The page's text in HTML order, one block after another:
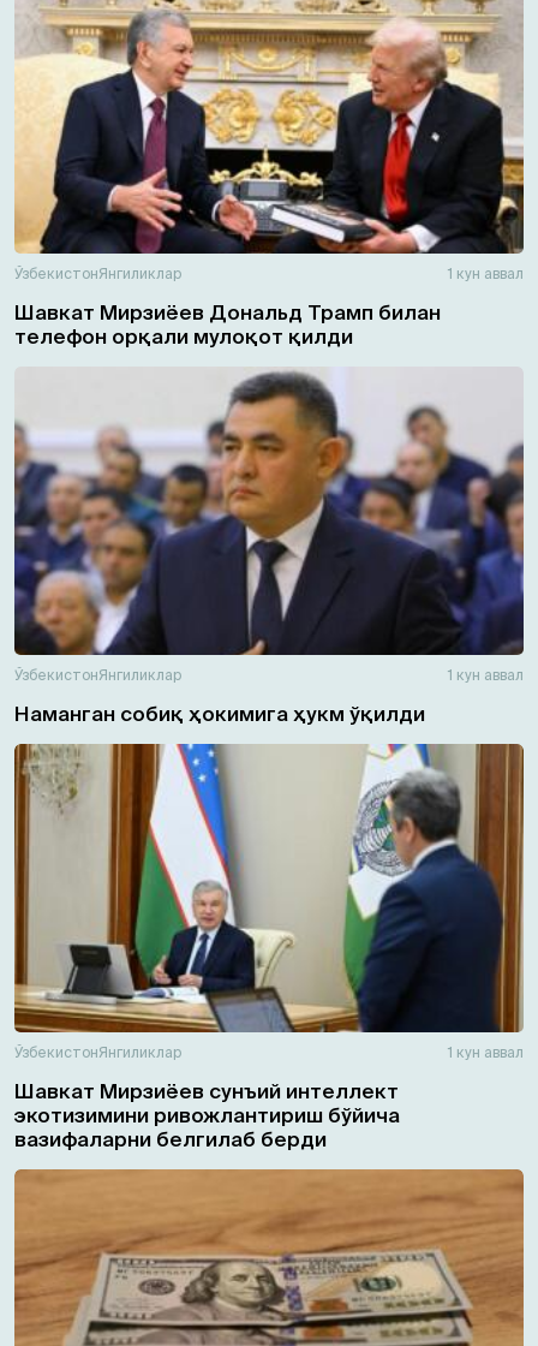
ЎзбекистонЯнгиликлар 1 кун аввал
Шавкат Мирзиёев Дональд Трамп билан
телефон орқали мулоқот қилди
ЎзбекистонЯнгиликлар 1 кун аввал
Наманган собиқ ҳокимига ҳукм ўқилди
ЎзбекистонЯнгиликлар 1 кун аввал
Шавкат Мирзиёев сунъий интеллект
экотизимини ривожлантириш бўйича
вазифаларни белгилаб берди